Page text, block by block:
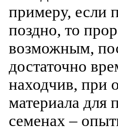
примеру, если
поздно, то
возможным,
достаточно
находчив, при
материала для
семенах –